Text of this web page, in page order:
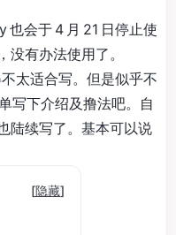
也会于 4 月 21 日停止使
有办法使用了。
太适合写。但是似乎不
写下介绍及撸法吧。自
陆续写了。基本可以说
[隐藏]